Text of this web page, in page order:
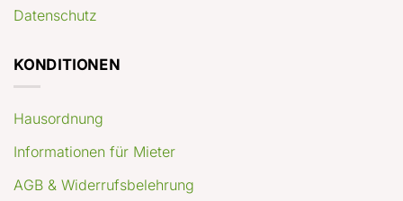
Datenschutz
KONDITIONEN
Hausordnung
Informationen für Mieter
AGB & Widerrufsbelehrung